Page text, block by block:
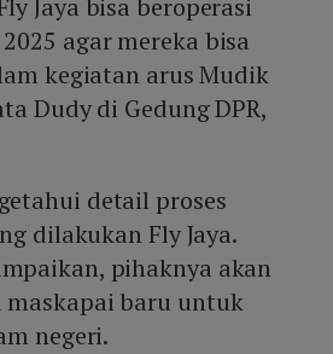
Jaya bisa beroperasi
agar mereka bisa
kegiatan arus Mudik
Dudy di Gedung DPR,
detail proses
dilakukan Fly Jaya.
pihaknya akan
baru untuk
negeri.